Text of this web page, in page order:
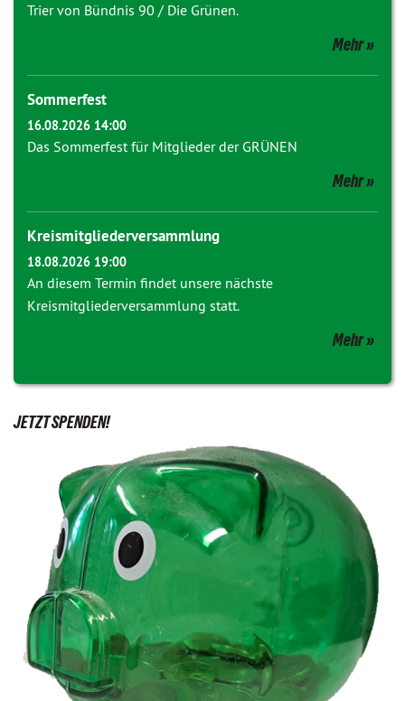
Trier von Bündnis 90 / Die Grünen.
Mehr
Sommerfest
16.08.2026 14:00
Das Sommerfest für Mitglieder der GRÜNEN
Mehr
Kreismitgliederversammlung
18.08.2026 19:00
An diesem Termin findet unsere nächste
Kreismitgliederversammlung statt.
Mehr
JETZT SPENDEN!